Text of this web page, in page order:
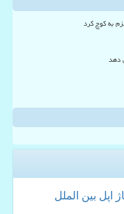
به کوچ کرد
دهد
اپل بین الملل